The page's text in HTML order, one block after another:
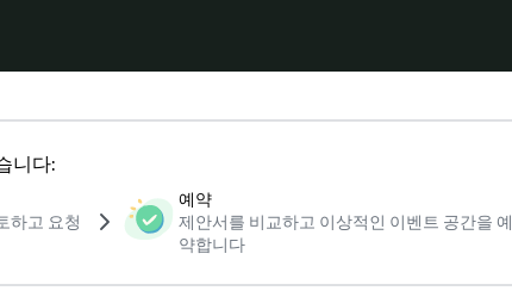
니다:
하고 요청
예약
제안서를 비교하고 이상적인 이벤트 공간을 예
약합니다